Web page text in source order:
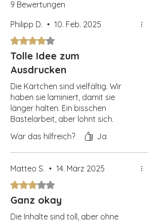
Herunterladen, ausdrucken, ausschneiden
Planen beginnen! Um die Karten länger
laminieren. So sind sie robust und lassen
sich wiederholt verwenden, ohne an
Qualität zu verlieren.
Der Tagesplaner macht dastägliche
Planen zu einem interaktiven Erlebnis
stärkt dieSelbstständigkeitund hilft, den
Überblick über den Tag zu behalten.
9 Bewertungen
Philipp D. • 10. Feb. 2025
Mit 4 von 5 Sternen bewertet.
Tolle Idee zum
Ausdrucken
Die Kärtchen sind vielfältig. Wir
haben sie laminiert, damit sie
länger halten. Ein bisschen
Bastelarbeit, aber lohnt sich.
War das hilfreich?
Ja
Matteo S. • 14. März 2025
Mit 3 von 5 Sternen bewertet.
Ganz okay
Die Inhalte sind toll, aber ohne